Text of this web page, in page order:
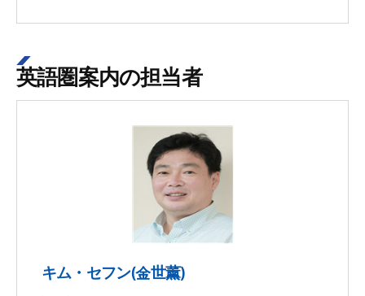
英語圏案内の担当者
キム・セフン(金世薰)